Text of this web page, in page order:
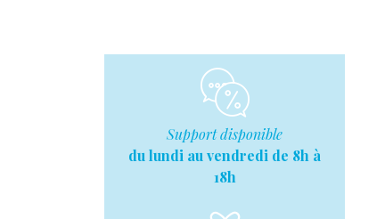
Support disponible
du lundi au vendredi de 8h à
18h